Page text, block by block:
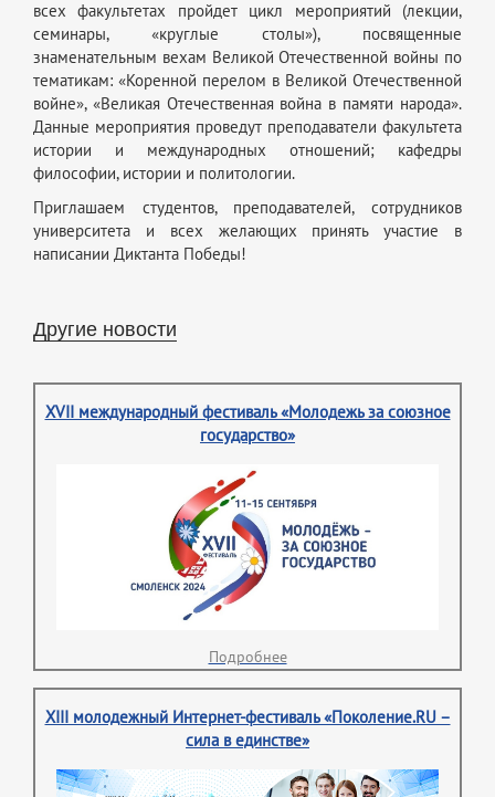
всех факультетах пройдет цикл мероприятий (лекции,
семинары, «круглые столы»), посвященные
знаменательным вехам Великой Отечественной войны по
тематикам: «Коренной перелом в Великой Отечественной
войне», «Великая Отечественная война в памяти народа».
Данные мероприятия проведут преподаватели факультета
истории и международных отношений; кафедры
философии, истории и политологии.
Приглашаем студентов, преподавателей, сотрудников
университета и всех желающих принять участие в
написании Диктанта Победы!
Другие новости
XVII международный фестиваль «Молодежь за союзное
государство»
Подробнее
XIII молодежный Интернет-фестиваль «Поколение.RU –
сила в единстве»